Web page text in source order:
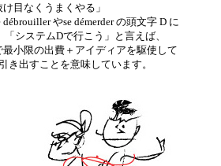
け目なくうまくやる」
やse démerder の頭文字 D に
システムDで行こう」と言えば、
小限の出費＋アイディアを駆使して
き出すことを意味しています。